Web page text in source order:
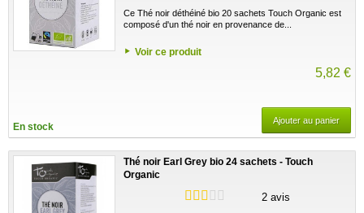
Ce Thé noir déthéiné bio 20 sachets Touch Organic est
composé d'un thé noir en provenance de...
Voir ce produit
5,82 €
En stock
Ajouter au panier
Thé noir Earl Grey bio 24 sachets - Touch
Organic
2 avis